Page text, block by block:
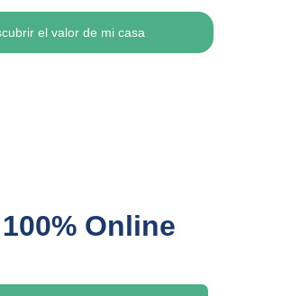
el valor de mi casa
100% Online